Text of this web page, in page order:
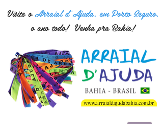
Visite oArraial d'Ajuda, em Porto Seguro,
o ano todo! Venha pra Bahia!